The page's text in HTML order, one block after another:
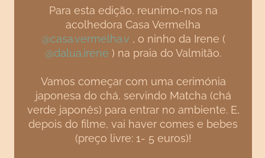
Para esta edição, reunimo-nos na
acolhedora Casa Vermelha
@casa.vermelha.v , o ninho da Irene (
@dalua.irene ) na praia do Valmitão.
Vamos começar com uma cerimónia
japonesa do chá, servindo Matcha (chá
verde japonês) para entrar no ambiente. E,
depois do filme, vai haver comes e bebes
(preço livre: 1- 5 euros)!